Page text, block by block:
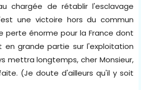
chargée de rétablir l'esclavage
une victoire hors du commun
perte énorme pour la France dont
en grande partie sur l'exploitation
mettra longtemps, cher Monsieur,
(Je doute d'ailleurs qu'il y soit